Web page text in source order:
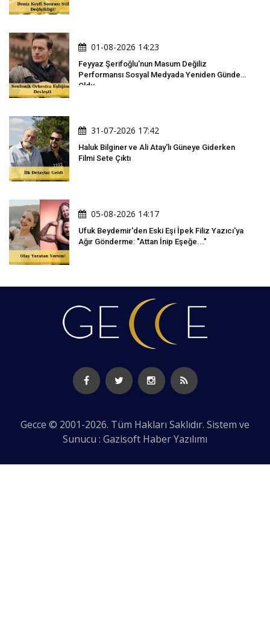
01-08-2026 14:23
Feyyaz Şerifoğlu'nun Masum Değiliz
Performansı Sosyal Medyada Yeniden Gündem
Oldu
31-07-2026 17:42
Haluk Bilginer ve Ali Atay'lı Güneye Giderken
Filmi Sete Çıktı
05-08-2026 14:17
Ufuk Beydemir'den Eski Eşi İpek Filiz Yazıcı'ya
Ağır Gönderme: "Attan İnip Eşeğe..."
Gecce © 2001-2026. Tüm Hakları Saklıdır. Sistem ve
Sunucu : Gazisoft Haber Yazılımı